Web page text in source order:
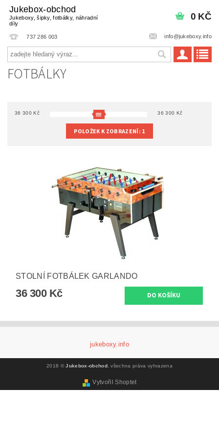
Jukebox-obchod
Jukeboxy, šipky, fotbálky, náhradní
díly
737 286 003 info@jukeboxy.info
0 KČ
FOTBÁLKY
36 300Kč 36 300 Kč
POLOŽEK K ZOBRAZENÍ: 1
STOLNÍ FOTBÁLEK GARLANDO
36 300 Kč
jukeboxy.info
2018 ©Jukebox-obchod, všechna práva vyhrazena
Vytvořil Shoptet